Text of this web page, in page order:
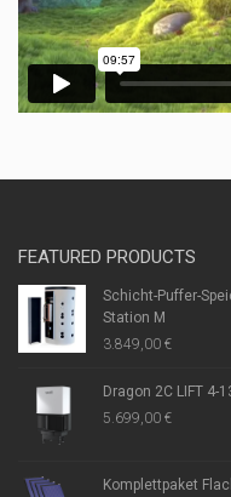
FEATURED PRODUCTS
Schicht-Puffer-
Station M
3.849,00 €
Dragon 2C LIFT 4-
5.699,00 €
Komplettpaket